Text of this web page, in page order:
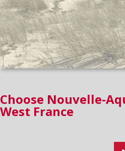
Choose Nouvelle-
West France